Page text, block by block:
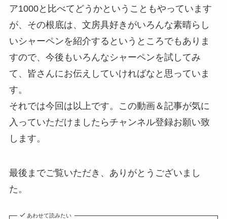
ア1000と比べてどうかということもやっています
が、その根底は、文房具好きがいろんな素晴らし
いシャーペンを紹介するというところでもありま
すので、今後もいろんなシャーペンを試してみ
て、皆さんにお伝えしていければなと思っていま
す。
それでは今回は以上です。この動画＆記事が気に
入っていただけましたらチャンネル登録お願い致
します。
最後までご覧いただき、ありがとうございまし
た。
あわせて読みたい